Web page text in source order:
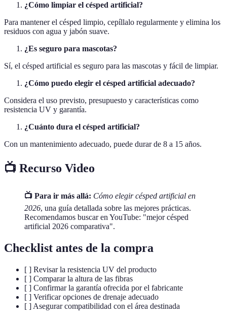
¿Cómo limpiar el césped artificial?
Para mantener el césped limpio, cepíllalo regularmente y elimina los
residuos con agua y jabón suave.
¿Es seguro para mascotas?
Sí, el césped artificial es seguro para las mascotas y fácil de limpiar.
¿Cómo puedo elegir el césped artificial adecuado?
Considera el uso previsto, presupuesto y características como
resistencia UV y garantía.
¿Cuánto dura el césped artificial?
Con un mantenimiento adecuado, puede durar de 8 a 15 años.
📺 Recurso Video
📺 Para ir más allá: Cómo elegir césped artificial en
2026, una guía detallada sobre las mejores prácticas.
Recomendamos buscar en YouTube: "mejor césped
artificial 2026 comparativa".
Checklist antes de la compra
[ ] Revisar la resistencia UV del producto
[ ] Comparar la altura de las fibras
[ ] Confirmar la garantía ofrecida por el fabricante
[ ] Verificar opciones de drenaje adecuado
[ ] Asegurar compatibilidad con el área destinada